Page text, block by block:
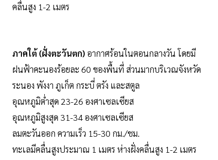
คลื่นสูง 1-2 เมตร
ภาคใต้ (ฝั่งตะวันตก) อากาศร้อนในตอนกลางวัน โดยมี
ฝนฟ้าคะนองร้อยละ 60 ของพื้นที่ ส่วนมากบริเวณจังหวัด
ระนอง พังงา ภูเก็ต กระบี่ ตรัง และสตูล
อุณหภูมิต่ำสุด 23-26 องศาเซลเซียส
อุณหภูมิสูงสุด 31-34 องศาเซลเซียส
ลมตะวันออก ความเร็ว 15-30 กม./ชม.
ทะเลมีคลื่นสูงประมาณ 1 เมตร ห่างฝั่งคลื่นสูง 1-2 เมตร